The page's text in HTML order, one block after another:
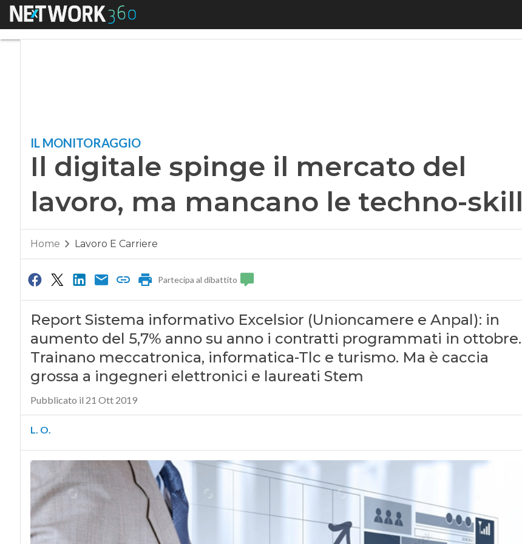
Menu
IL MONITORAGGIO
Il digitale spinge il mercato del
lavoro, ma mancano le techno-skill
Home Lavoro E Carriere
Partecipa al dibattito
Report Sistema informativo Excelsior (Unioncamere e Anpal): in
aumento del 5,7% anno su anno i contratti programmati in ottobre.
Trainano meccatronica, informatica-Tlc e turismo. Ma è caccia
grossa a ingegneri elettronici e laureati Stem
Pubblicato il 21 Ott 2019
L. O.